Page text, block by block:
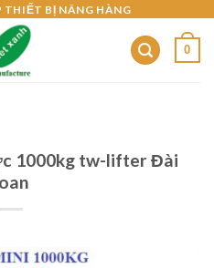
THIẾT BỊ NÂNG HÀNG
0
1000kg tw-lifter Đài